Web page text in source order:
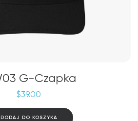
G-Czapka
$39.00
DODAJ DO KOSZYKA